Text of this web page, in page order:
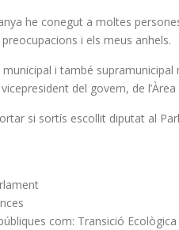
he conegut a moltes
i els meus anhels.
i també supramunicipal
del govern, de
si sortís escollit diputat al
com: Transició